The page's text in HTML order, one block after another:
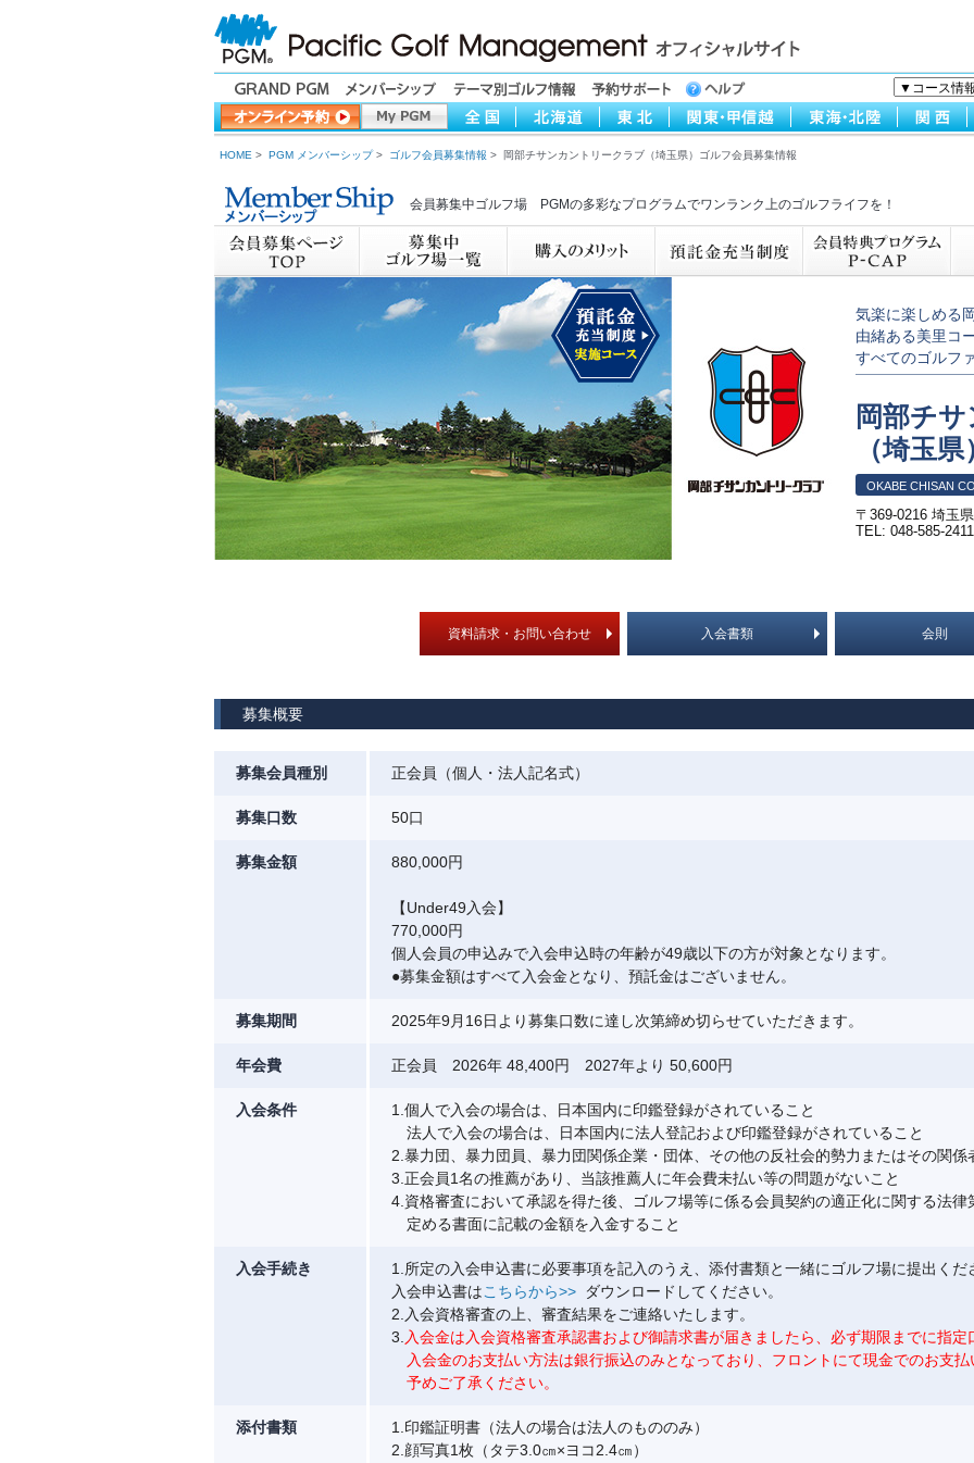
HOME > PGM メンバーシップ> ゴルフ会員募集情報 > 岡部チサンカントリークラブ（埼玉県）ゴルフ会員募集情報
会員募集中ゴルフ場 PGMの多彩なプログラムでワンランク上のゴルフライフを！
気楽に楽しめる
由緒ある美里コー
すべてのゴルフ
岡部チ
（埼玉県
OKABE CHISAN
〒369-0216 埼玉
TEL: 048-585-
資料請求・お問い合わせ 入会書類 会則
募集概要
募集会員種別 正会員（個人・法人記名式）
募集口数 50口
募集金額 880,000円
【Under49入会】
770,000円
個人会員の申込みで入会申込時の年齢が49歳以下の方が対象となります。
●募集金額はすべて入会金となり、預託金はございません。
募集期間 2025年9月16日より募集口数に達し次第締め切らせていただきます。
年会費 正会員 2026年 48,400円 2027年より 50,600円
入会条件
1.個人で入会の場合は、日本国内に印鑑登録がされていること
法人で入会の場合は、日本国内に法人登記および印鑑登録がされていること
2.暴力団、暴力団員、暴力団関係企業・団体、その他の反社会的勢力またはその関係
3.正会員1名の推薦があり、当該推薦人に年会費未払い等の問題がないこと
4.資格審査において承認を得た後、ゴルフ場等に係る会員契約の適正化に関する法律
定める書面に記載の金額を入金すること
入会手続き
1.所定の入会申込書に必要事項を記入のうえ、添付書類と一緒にゴルフ場に提出くだ
入会申込書はこちらから>>
ダウンロードしてください。
2.入会資格審査の上、審査結果をご連絡いたします。
3. 入会金は入会資格審査承認書および御請求書が届きましたら、必ず期限までに指定
入会金のお支払い方法は銀行振込のみとなっており、フロントにて現金でのお支払
予めご了承ください。
添付書類
1.印鑑証明書（法人の場合は法人のもののみ）
2.顔写真1枚（タテ3.0㎝×ヨコ2.4㎝）